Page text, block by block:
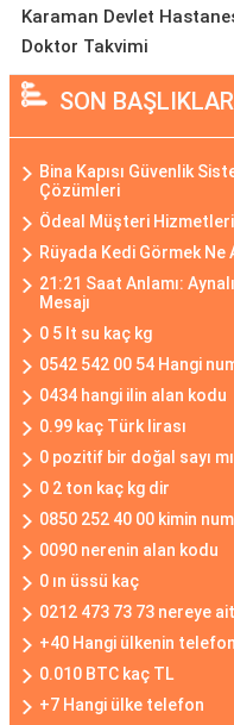
Karaman Devlet
Doktor Takvimi
SON BAŞLIKLAR
Bina Kapısı Güvenlik
Çözümleri
Ödeal Müşteri Hizmetleri
Rüyada Kedi Görmek Ne
21:21 Saat Anlamı:
Mesajı
0 5 lt su kaç kg
0542 542 00 54 Hangi
0434 hangi ilin alan kodu
0.99 kaç Türk lirası
0 pozitif bir doğal sayı
0 2 ton kaç kg dir
0850 252 40 00 kimin
0090 nerenin alan kodu
0 ın üssü kaç
0212 473 73 73 nereye ait
+40 Hangi ülkenin
0.010 BTC kaç TL
+7 Hangi ülke telefon